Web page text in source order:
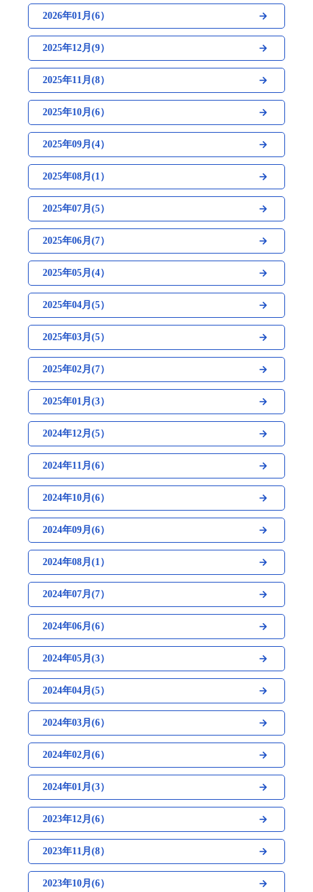
2026年01月(6）
2025年12月(9）
2025年11月(8）
2025年10月(6）
2025年09月(4）
2025年08月(1）
2025年07月(5）
2025年06月(7）
2025年05月(4）
2025年04月(5）
2025年03月(5）
2025年02月(7）
2025年01月(3）
2024年12月(5）
2024年11月(6）
2024年10月(6）
2024年09月(6）
2024年08月(1）
2024年07月(7）
2024年06月(6）
2024年05月(3）
2024年04月(5）
2024年03月(6）
2024年02月(6）
2024年01月(3）
2023年12月(6）
2023年11月(8）
2023年10月(6）